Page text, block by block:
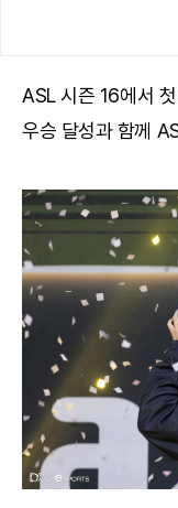
ASL 시즌 16에서
우승 달성과 함께